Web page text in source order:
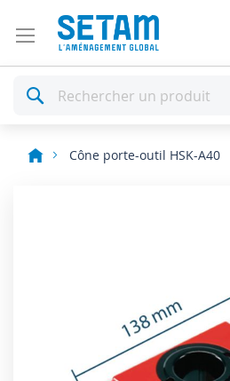
Rechercher
Cône porte-outil HSK-A40